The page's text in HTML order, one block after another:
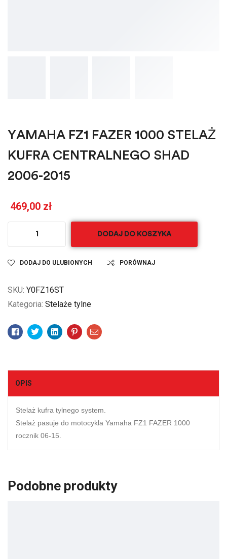
YAMAHA FZ1 FAZER 1000 STELAŻ
KUFRA CENTRALNEGO SHAD
2006-2015
469,00 zł
DODAJ DO KOSZYKA
DODAJ DO ULUBIONYCH PORÓWNAJ
SKU: Y0FZ16ST
Kategoria: Stelaże tylne
Facebook
TwitterLinkedinPinterestEmail
OPIS
Stelaż kufra tylnego system.
Stelaż pasuje do motocykla Yamaha FZ1 FAZER 1000
rocznik 06-15.
Podobne produkty